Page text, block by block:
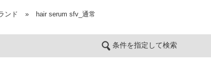
ンド » hair serum sfv_通常
条件を指定して検索